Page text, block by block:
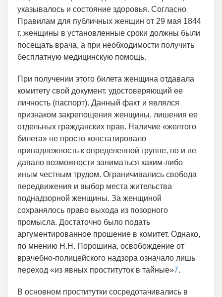
указывалось и состояние здоровья. Согласно
Правилам для публичных женщин от 29 мая 1844
г. женщины в установленные сроки должны были
посещать врача, а при необходимости получить
бесплатную медицинскую помощь.
При получении этого билета женщина отдавала
комитету свой документ, удостоверяющий ее
личность (паспорт). Данный факт и являлся
признаком закрепощения женщины, лишения ее
отдельных гражданских прав. Наличие «желтого
билета» не просто констатировало
принадлежность к определенной группе, но и не
давало возможности заниматься каким-либо
иным честным трудом. Ограничивались свобода
передвижения и выбор места жительства
поднадзорной женщины. За женщиной
сохранялось право выхода из позорного
промысла. Достаточно было подать
аргументированное прошение в комитет. Однако,
по мнению Н.Н. Порошина, освобождение от
врачебно-полицейского надзора означало лишь
переход «из явных проституток в тайные»7.
В основном проститутки сосредотачивались в